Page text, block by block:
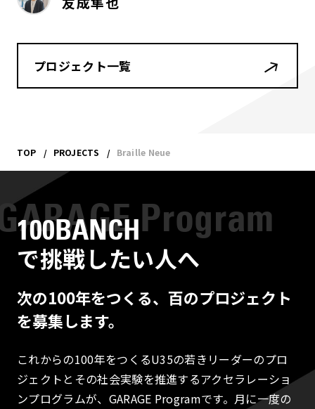
プロジェクト一覧
TOP PROJECTS Braille Neue
100BANCH
で挑戦したい人へ
次の100年をつくる、百のプロジェクト
を募集します。
これからの100年をつくるU35の若きリーダーのプロ
ジェクトとその社会実験を推進するアクセラレーショ
ンプログラムが、GARAGE Programです。月に一度の